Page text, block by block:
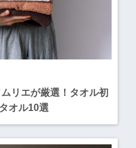
リエが厳選！タオル初
オル10選